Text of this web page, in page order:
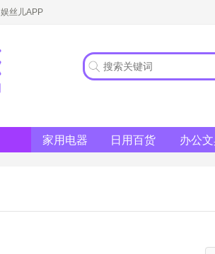
娱丝儿APP
家用电器 日用百货 办公